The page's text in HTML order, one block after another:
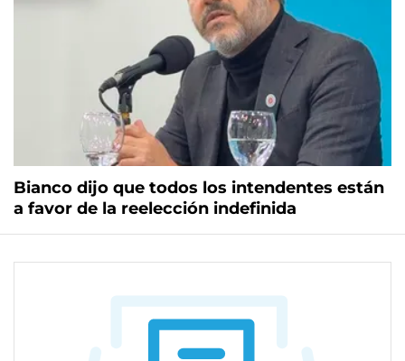
Bianco dijo que todos los intendentes están
a favor de la reelección indefinida